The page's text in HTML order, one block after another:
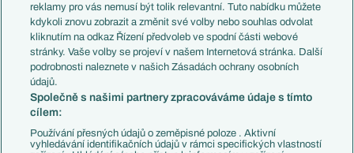
Přestupové spekulace
Zranění
Kluby
Arsenal FC
Chelsea FC
Manchester United
AC Milán
Juventus FC
Bayern Mnichov
Přestupy
Zápasy
Livescore
Tipovací soutěž
reklamy pro vás nemusí být tolik relevantní. Tuto nabídku můžete
kdykoli znovu zobrazit a změnit své volby nebo souhlas odvolat
kliknutím na odkaz Řízení předvoleb ve spodní části webové
stránky. Vaše volby se projeví v našem Internetová stránka. Další
podrobnosti naleznete v našich Zásadách ochrany osobních
údajů.
Společně s našimi partnery zpracováváme údaje s tímto
cílem:
Používání přesných údajů o zeměpisné poloze . Aktivní
vyhledávání identifikačních údajů v rámci specifických vlastností